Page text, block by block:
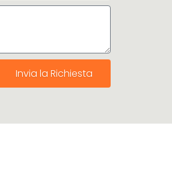
Invia la Richiesta